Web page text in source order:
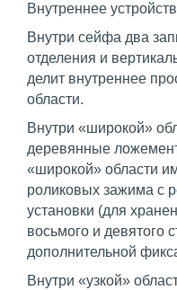
Внутреннее
Внутри сейфа два
отделения и
делит внутреннее
области.
Внутри «широкой»
деревянные
«широкой» области
роликовых зажима с
установки (для
восьмого и девятого
дополнительной
Внутри «узкой»